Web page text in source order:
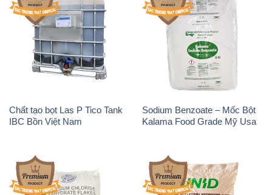
Chất tạo bọt Las P Tico Tank
IBC Bồn Việt Nam
Sodium Benzoate – Mốc Bột
Kalama Food Grade Mỹ Usa